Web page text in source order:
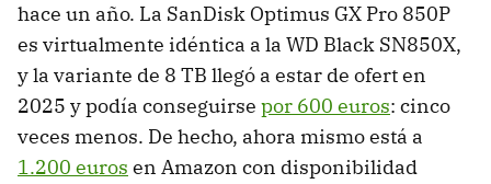
hace un año. La SanDisk Optimus GX Pro 850P
es virtualmente idéntica a la WD Black SN850X,
y la variante de 8 TB llegó a estar de ofert en
2025 y podía conseguirse por 600 euros: cinco
veces menos. De hecho, ahora mismo está a
1.200 euros en Amazon con disponibilidad